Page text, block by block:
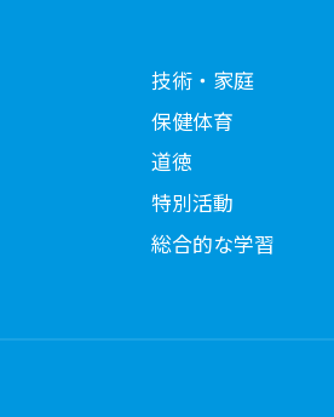
技術・家庭
保健体育
道徳
特別活動
総合的な学習